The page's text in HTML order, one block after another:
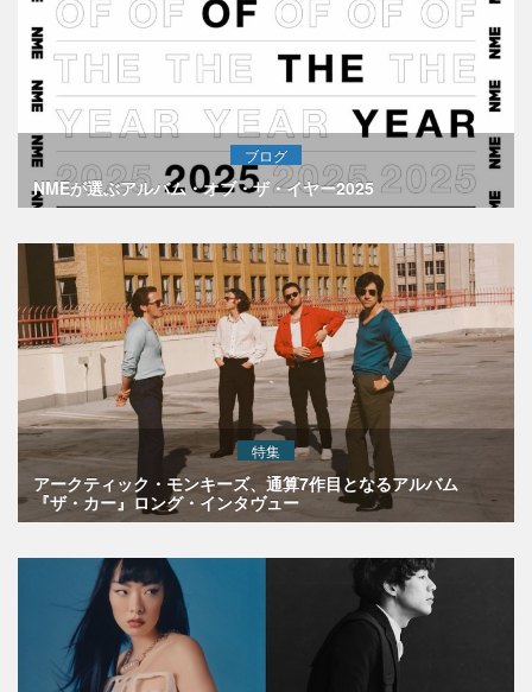
ブログ
NMEが選ぶアルバム・オブ・ザ・イヤー2025
特集
アークティック・モンキーズ、通算7作目となるアルバム
『ザ・カー』ロング・インタヴュー